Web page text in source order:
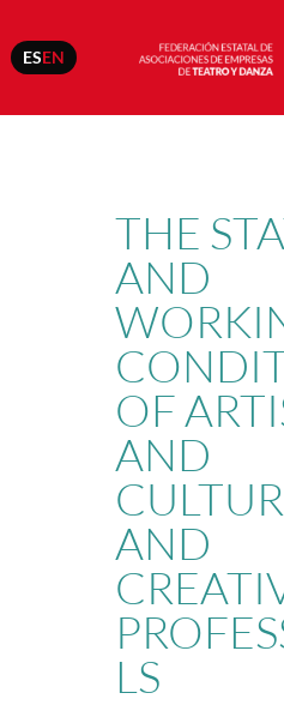
ESEN
Skip
THE
AND
OF
AND
AND
LS